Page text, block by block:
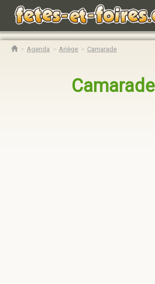
Agenda Ariège Camarade
Camarade